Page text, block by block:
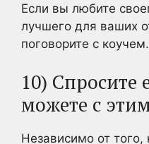
Если вы любите
лучшего для ваших
поговорите с коучем.
10) Спросите
можете с
Независимо от того,